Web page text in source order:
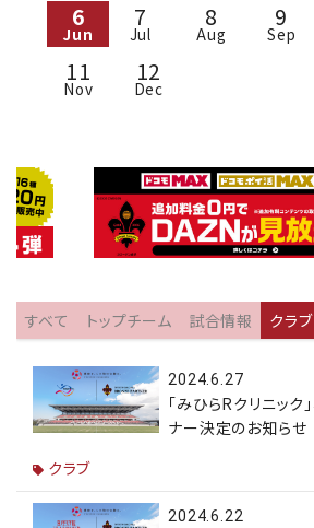
6
Jun
7
Jul
8
Aug
9
Sep
11
Nov
12
Dec
すべて トップチーム 試合情報 クラブ
2024.6.27
「みひらRクリニッ
ナー決定のお知らせ
クラブ
2024.6.22